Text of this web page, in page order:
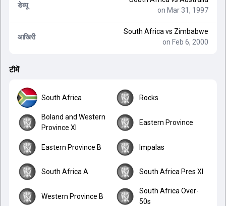
डेब्यू
on Mar 31, 1997
आखिरी
South Africa vs Zimbabwe
on Feb 6, 2000
टीमें
South Africa Rocks
Boland and Western
Province XI
Eastern Province
Eastern Province B Impalas
South Africa A South Africa Pres XI
Western Province B
South Africa Over-
50s